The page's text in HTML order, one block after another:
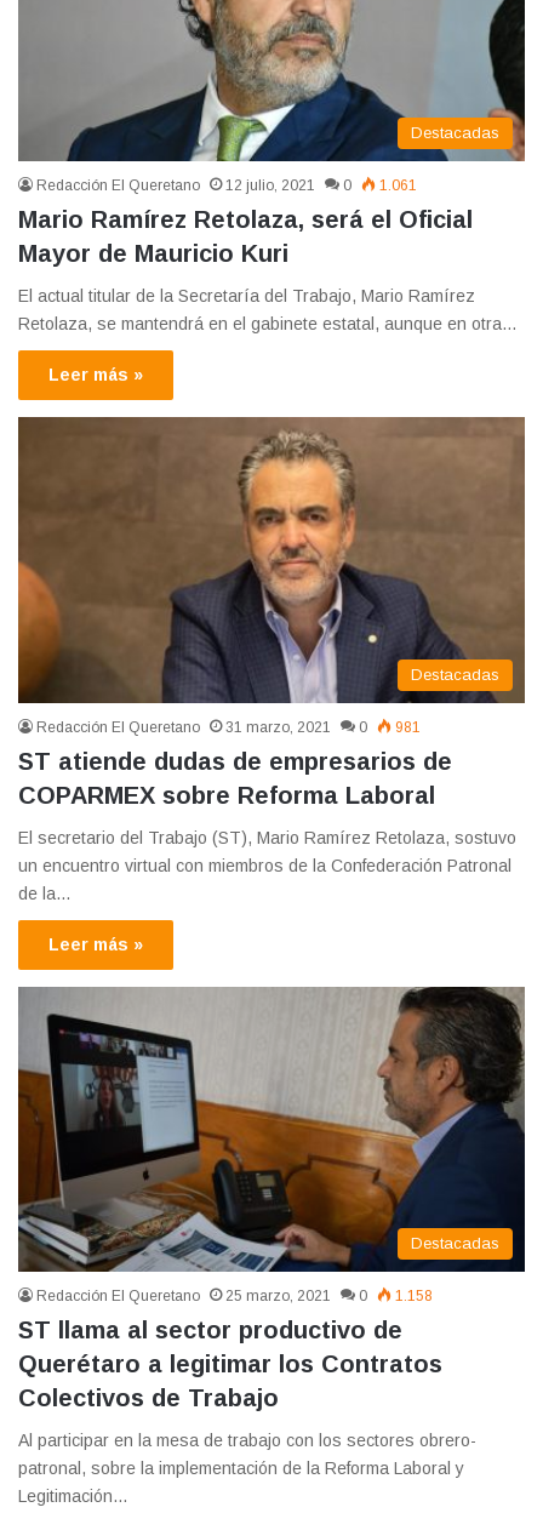
Destacadas
Redacción El Queretano 12 julio, 2021 0 1.061
Mario Ramírez Retolaza, será el Oficial
Mayor de Mauricio Kuri
El actual titular de la Secretaría del Trabajo, Mario Ramírez
Retolaza, se mantendrá en el gabinete estatal, aunque en otra…
Leer más »
Destacadas
Redacción El Queretano 31 marzo, 2021 0 981
ST atiende dudas de empresarios de
COPARMEX sobre Reforma Laboral
El secretario del Trabajo (ST), Mario Ramírez Retolaza, sostuvo
un encuentro virtual con miembros de la Confederación Patronal
de la…
Leer más »
Destacadas
Redacción El Queretano 25 marzo, 2021 0 1.158
ST llama al sector productivo de
Querétaro a legitimar los Contratos
Colectivos de Trabajo
Al participar en la mesa de trabajo con los sectores obrero-
patronal, sobre la implementación de la Reforma Laboral y
Legitimación…